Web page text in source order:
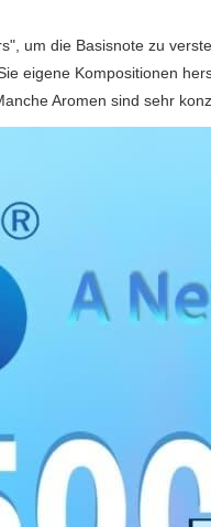
um die Basisnote zu
eigene Kompositionen
Aromen sind sehr